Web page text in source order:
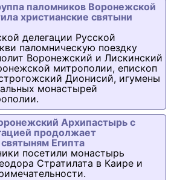
паломников Воронежской
христианские святыни
делегации Русской
паломническую поездку
Воронежский и Лискинский
митрополии, епископ
Дионисий, игумены
монастырей
Архипастырь с
продолжает
Египта
посетили монастырь
Стратилата в Каире и